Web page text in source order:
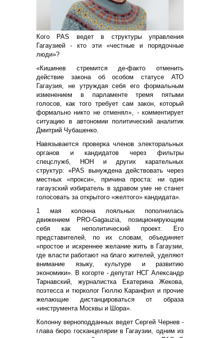
Кого PAS ведет в структуры управления
Гагаузией - кто эти «честные и порядочные
люди»?
«Кишинев стремится де-факто отменить
действие закона об особом статусе АТО
Гагаузия, не утруждая себя его формальным
изменением в парламенте тремя пятыми
голосов, как того требует сам закон, который
формально никто не отменял», - комментирует
ситуацию в автономии политический аналитик
Дмитрий Чубашенко.
Навязывается проверка членов электоральных
органов и кандидатов через фильтры
спецслужб, НОН и других карательных
структур: «PAS вынуждена действовать через
местных «прокси», причина проста: ни один
гагаузский избиратель в здравом уме не станет
голосовать за открытого «желтого» кандидата».
1 мая колонна лояльных пополнилась
движением PRO-Gagauzia, позиционирующим
себя как неполитический проект. Его
представителей, по их словам, объединяет
«простое и искреннее желание жить в Гагаузии,
где власти работают на благо жителей, уделяют
внимание языку, культуре и развитию
экономики». В когорте - депутат НСГ Александр
Тарнавский, журналистка Екатерина Жекова,
поэтесса и тюрколог Гюллю Каранфил и прочие
желающие дистанцироваться от образа
«инструмента Москвы и Шора».
Колонну верноподданных ведет Сергей Чернев -
глава бюро госканцелярии в Гагаузии, одним из